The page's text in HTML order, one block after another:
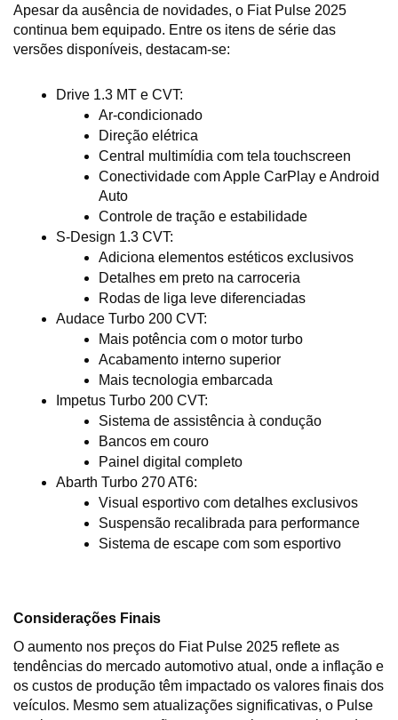
Apesar da ausência de novidades, o Fiat Pulse 2025
continua bem equipado. Entre os itens de série das
versões disponíveis, destacam-se:
Drive 1.3 MT e CVT:
Ar-condicionado
Direção elétrica
Central multimídia com tela touchscreen
Conectividade com Apple CarPlay e Android
Auto
Controle de tração e estabilidade
S-Design 1.3 CVT:
Adiciona elementos estéticos exclusivos
Detalhes em preto na carroceria
Rodas de liga leve diferenciadas
Audace Turbo 200 CVT:
Mais potência com o motor turbo
Acabamento interno superior
Mais tecnologia embarcada
Impetus Turbo 200 CVT:
Sistema de assistência à condução
Bancos em couro
Painel digital completo
Abarth Turbo 270 AT6:
Visual esportivo com detalhes exclusivos
Suspensão recalibrada para performance
Sistema de escape com som esportivo
Considerações Finais
O aumento nos preços do Fiat Pulse 2025 reflete as
tendências do mercado automotivo atual, onde a inflação e
os custos de produção têm impactado os valores finais dos
veículos. Mesmo sem atualizações significativas, o Pulse